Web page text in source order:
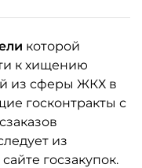
которой
к хищению
из сферы ЖКХ в
госконтракты с
из
госзакупок.